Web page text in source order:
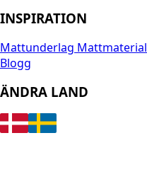
INSPIRATION
Mattunderlag Mattmaterial
Blogg
ÄNDRA LAND